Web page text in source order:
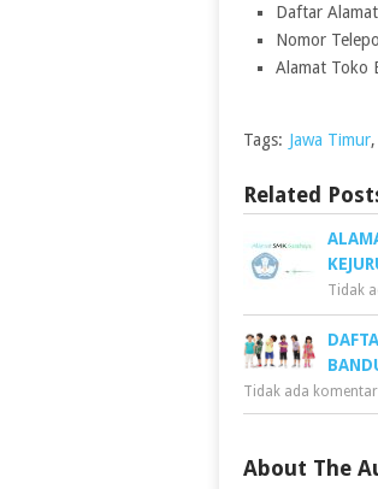
Daftar
Nomor
Alamat Toko
Tags: Jawa Timur,
Related
Tidak
Tidak ada komentar
About The